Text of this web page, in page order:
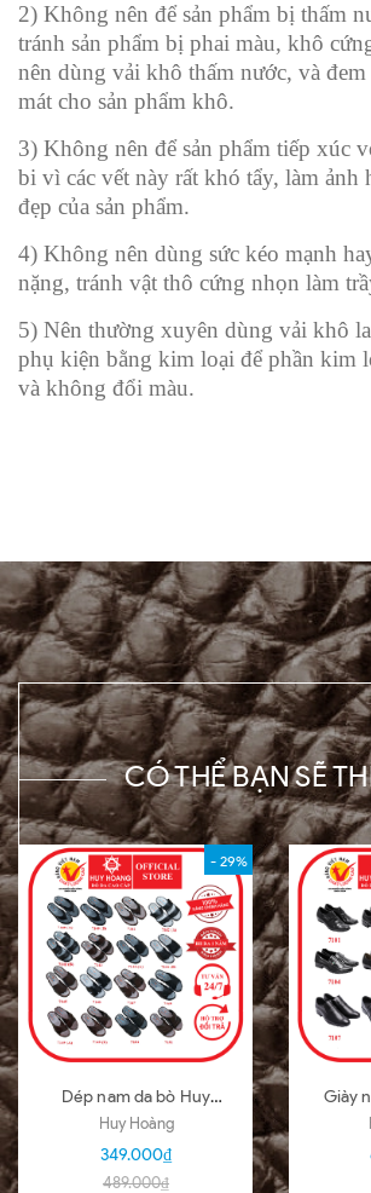
2) Không nên để sản phẩm bị thấm
tránh sản phẩm bị phai màu, khô
nên dùng vải khô thấm nước, và
mát cho sản phẩm khô.
3) Không nên để sản phẩm tiếp xúc
bi vì các vết này rất khó tẩy, làm ảnh
đẹp của sản phẩm.
4) Không nên dùng sức kéo mạnh
nặng, tránh vật thô cứng nhọn làm
5) Nên thường xuyên dùng vải khô
phụ kiện bằng kim loại để phần kim
và không đổi màu.
CÓ THỂ BẠN SẼ
- 29%
Dép nam da bò Huy
Hoàng nhiều loại nhiều
màu HD7140-51
Huy Hoàng
349.000₫
489.000₫
Giày
loại
02-